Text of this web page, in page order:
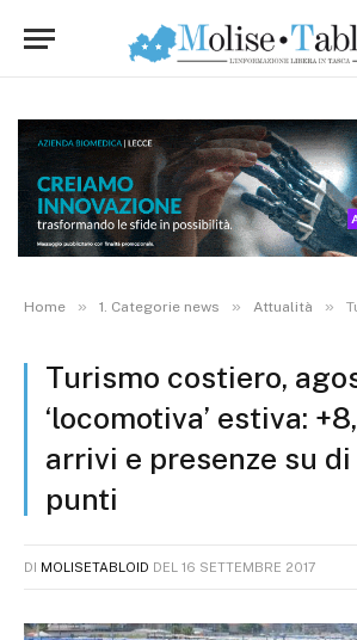
Home » 1. Categorie news » Attualità »
Turismo costiero,
‘locomotiva’ estiva:
arrivi e presenze su di
punti
DI MOLISETABLOID DEL 16 SETTEMBRE 2017